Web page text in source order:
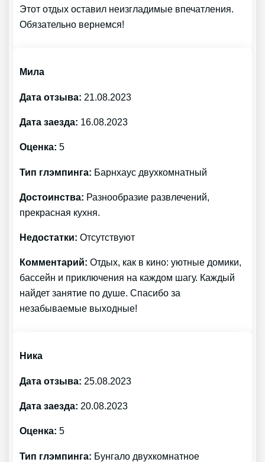
Этот отдых оставил неизгладимые впечатления.
Обязательно вернемся!
Мила
Дата отзыва: 21.08.2023
Дата заезда: 16.08.2023
Оценка: 5
Тип глэмпинга: Барнхаус двухкомнатный
Достоинства: Разнообразие развлечений,
прекрасная кухня.
Недостатки: Отсутствуют
Комментарий: Отдых, как в кино: уютные домики,
бассейн и приключения на каждом шагу. Каждый
найдет занятие по душе. Спасибо за
незабываемые выходные!
Ника
Дата отзыва: 25.08.2023
Дата заезда: 20.08.2023
Оценка: 5
Тип глэмпинга: Бунгало двухкомнатное